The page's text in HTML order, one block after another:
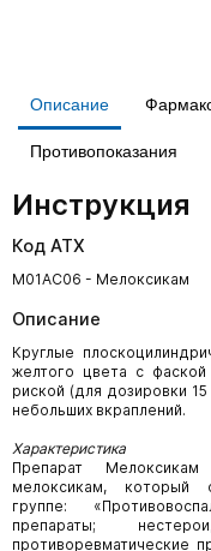
Описание
Противопоказания
Инструкция
Код АТХ
M01AC06 - Мелоксикам
Описание
Круглые
желтого цвета с
риской (для дозировки
небольших вкраплений.
Характеристика
Препарат
мелоксикам, который
группе:
препараты;
противоревматические